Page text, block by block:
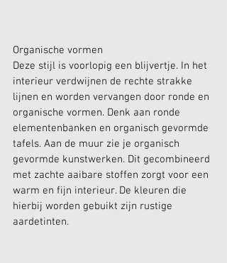
Organische vormen
Deze stijl is voorlopig een blijvertje. In het
interieur verdwijnen de rechte strakke
lijnen en worden vervangen door ronde en
organische vormen. Denk aan ronde
elementenbanken en organisch gevormde
tafels. Aan de muur zie je organisch
gevormde kunstwerken. Dit gecombineerd
met zachte aaibare stoffen zorgt voor een
warm en fijn interieur. De kleuren die
hierbij worden gebuikt zijn rustige
aardetinten.